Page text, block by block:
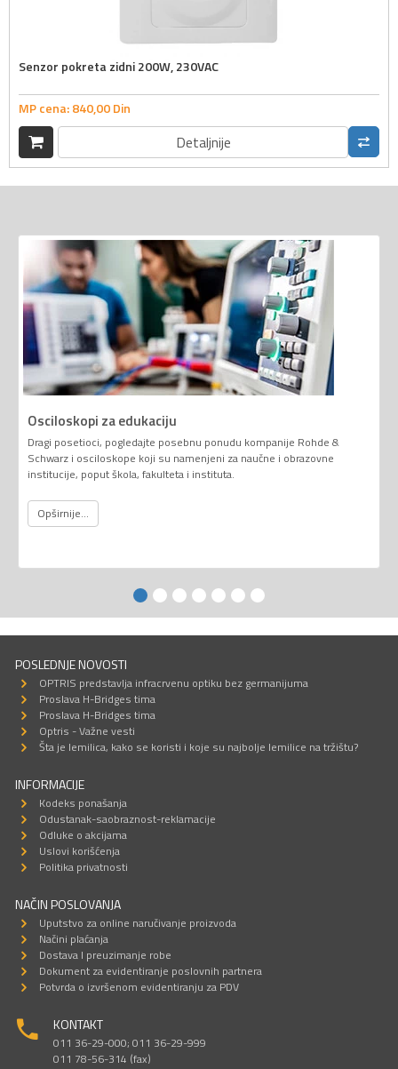
Senzor pokreta zidni 200W, 230VAC
MP cena:840,00Din
Detaljnije
Osciloskopi za edukaciju
Dragi posetioci, pogledajte posebnu ponudu kompanije Rohde &
Schwarz i osciloskope koji su namenjeni za naučne i obrazovne
institucije, poput škola, fakulteta i instituta.
Opširnije...
POSLEDNJE NOVOSTI
OPTRIS predstavlja infracrvenu optiku bez germanijuma
Proslava H-Bridges tima
Proslava H-Bridges tima
Optris - Važne vesti
Šta je lemilica, kako se koristi i koje su najbolje lemilice na tržištu?
INFORMACIJE
Kodeks ponašanja
Odustanak-saobraznost-reklamacije
Odluke o akcijama
Uslovi korišćenja
Politika privatnosti
NAČIN POSLOVANJA
Uputstvo za online naručivanje proizvoda
Načini plaćanja
Dostava I preuzimanje robe
Dokument za evidentiranje poslovnih partnera
Potvrda o izvršenom evidentiranju za PDV
KONTAKT
011 36-29-000; 011 36-29-999
011 78-56-314 (fax)